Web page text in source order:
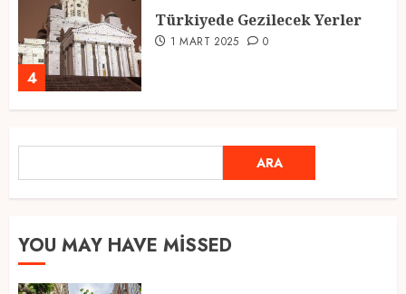
4
Türkiyede Gezilecek Yerler
1 MART 2025 0
Ramazan Ayı 2025: Manevi
Atmosfer ve Özel Hazırlıklar
ARA
YOU MAY HAVE MISSED